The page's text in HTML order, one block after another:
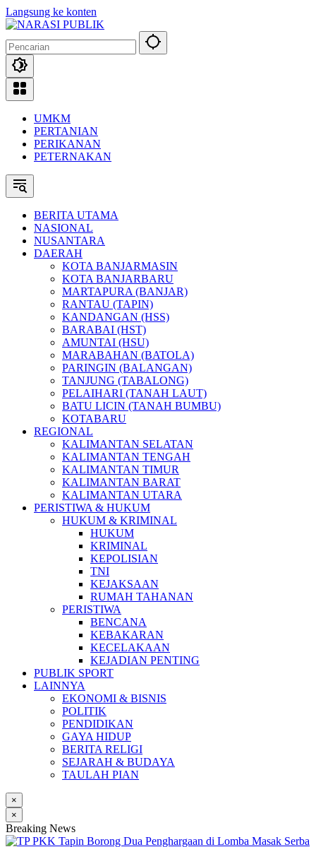
Langsung ke konten
UMKM
PERTANIAN
PERIKANAN
PETERNAKAN
BERITA UTAMA
NASIONAL
NUSANTARA
DAERAH
KOTA BANJARMASIN
KOTA BANJARBARU
MARTAPURA (BANJAR)
RANTAU (TAPIN)
KANDANGAN (HSS)
BARABAI (HST)
AMUNTAI (HSU)
MARABAHAN (BATOLA)
PARINGIN (BALANGAN)
TANJUNG (TABALONG)
PELAIHARI (TANAH LAUT)
BATU LICIN (TANAH BUMBU)
KOTABARU
REGIONAL
KALIMANTAN SELATAN
KALIMANTAN TENGAH
KALIMANTAN TIMUR
KALIMANTAN BARAT
KALIMANTAN UTARA
PERISTIWA & HUKUM
HUKUM & KRIMINAL
HUKUM
KRIMINAL
KEPOLISIAN
TNI
KEJAKSAAN
RUMAH TAHANAN
PERISTIWA
BENCANA
KEBAKARAN
KECELAKAAN
KEJADIAN PENTING
PUBLIK SPORT
LAINNYA
EKONOMI & BISNIS
POLITIK
PENDIDIKAN
GAYA HIDUP
BERITA RELIGI
SEJARAH & BUDAYA
TAULAH PIAN
×
×
Breaking News